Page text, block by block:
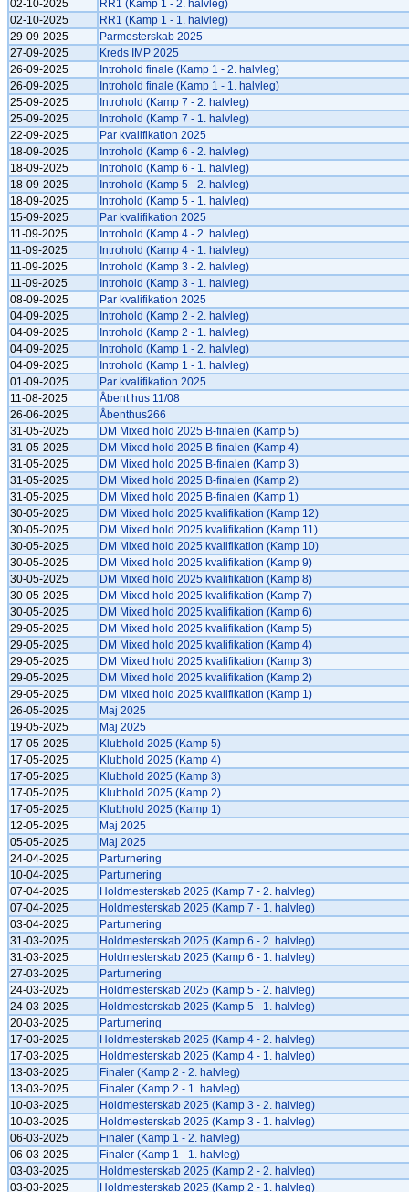
02-10-2025
RR1 (Kamp 1 - 2. halvleg)
02-10-2025
RR1 (Kamp 1 - 1. halvleg)
29-09-2025
Parmesterskab 2025
27-09-2025
Kreds IMP 2025
26-09-2025
Introhold finale (Kamp 1 - 2. halvleg)
26-09-2025
Introhold finale (Kamp 1 - 1. halvleg)
25-09-2025
Introhold (Kamp 7 - 2. halvleg)
25-09-2025
Introhold (Kamp 7 - 1. halvleg)
22-09-2025
Par kvalifikation 2025
18-09-2025
Introhold (Kamp 6 - 2. halvleg)
18-09-2025
Introhold (Kamp 6 - 1. halvleg)
18-09-2025
Introhold (Kamp 5 - 2. halvleg)
18-09-2025
Introhold (Kamp 5 - 1. halvleg)
15-09-2025
Par kvalifikation 2025
11-09-2025
Introhold (Kamp 4 - 2. halvleg)
11-09-2025
Introhold (Kamp 4 - 1. halvleg)
11-09-2025
Introhold (Kamp 3 - 2. halvleg)
11-09-2025
Introhold (Kamp 3 - 1. halvleg)
08-09-2025
Par kvalifikation 2025
04-09-2025
Introhold (Kamp 2 - 2. halvleg)
04-09-2025
Introhold (Kamp 2 - 1. halvleg)
04-09-2025
Introhold (Kamp 1 - 2. halvleg)
04-09-2025
Introhold (Kamp 1 - 1. halvleg)
01-09-2025
Par kvalifikation 2025
11-08-2025
Åbent hus 11/08
26-06-2025
Åbenthus266
31-05-2025
DM Mixed hold 2025 B-finalen (Kamp 5)
31-05-2025
DM Mixed hold 2025 B-finalen (Kamp 4)
31-05-2025
DM Mixed hold 2025 B-finalen (Kamp 3)
31-05-2025
DM Mixed hold 2025 B-finalen (Kamp 2)
31-05-2025
DM Mixed hold 2025 B-finalen (Kamp 1)
30-05-2025
DM Mixed hold 2025 kvalifikation (Kamp 12)
30-05-2025
DM Mixed hold 2025 kvalifikation (Kamp 11)
30-05-2025
DM Mixed hold 2025 kvalifikation (Kamp 10)
30-05-2025
DM Mixed hold 2025 kvalifikation (Kamp 9)
30-05-2025
DM Mixed hold 2025 kvalifikation (Kamp 8)
30-05-2025
DM Mixed hold 2025 kvalifikation (Kamp 7)
30-05-2025
DM Mixed hold 2025 kvalifikation (Kamp 6)
29-05-2025
DM Mixed hold 2025 kvalifikation (Kamp 5)
29-05-2025
DM Mixed hold 2025 kvalifikation (Kamp 4)
29-05-2025
DM Mixed hold 2025 kvalifikation (Kamp 3)
29-05-2025
DM Mixed hold 2025 kvalifikation (Kamp 2)
29-05-2025
DM Mixed hold 2025 kvalifikation (Kamp 1)
26-05-2025
Maj 2025
19-05-2025
Maj 2025
17-05-2025
Klubhold 2025 (Kamp 5)
17-05-2025
Klubhold 2025 (Kamp 4)
17-05-2025
Klubhold 2025 (Kamp 3)
17-05-2025
Klubhold 2025 (Kamp 2)
17-05-2025
Klubhold 2025 (Kamp 1)
12-05-2025
Maj 2025
05-05-2025
Maj 2025
24-04-2025
Parturnering
10-04-2025
Parturnering
07-04-2025
Holdmesterskab 2025 (Kamp 7 - 2. halvleg)
07-04-2025
Holdmesterskab 2025 (Kamp 7 - 1. halvleg)
03-04-2025
Parturnering
31-03-2025
Holdmesterskab 2025 (Kamp 6 - 2. halvleg)
31-03-2025
Holdmesterskab 2025 (Kamp 6 - 1. halvleg)
27-03-2025
Parturnering
24-03-2025
Holdmesterskab 2025 (Kamp 5 - 2. halvleg)
24-03-2025
Holdmesterskab 2025 (Kamp 5 - 1. halvleg)
20-03-2025
Parturnering
17-03-2025
Holdmesterskab 2025 (Kamp 4 - 2. halvleg)
17-03-2025
Holdmesterskab 2025 (Kamp 4 - 1. halvleg)
13-03-2025
Finaler (Kamp 2 - 2. halvleg)
13-03-2025
Finaler (Kamp 2 - 1. halvleg)
10-03-2025
Holdmesterskab 2025 (Kamp 3 - 2. halvleg)
10-03-2025
Holdmesterskab 2025 (Kamp 3 - 1. halvleg)
06-03-2025
Finaler (Kamp 1 - 2. halvleg)
06-03-2025
Finaler (Kamp 1 - 1. halvleg)
03-03-2025
Holdmesterskab 2025 (Kamp 2 - 2. halvleg)
03-03-2025
Holdmesterskab 2025 (Kamp 2 - 1. halvleg)